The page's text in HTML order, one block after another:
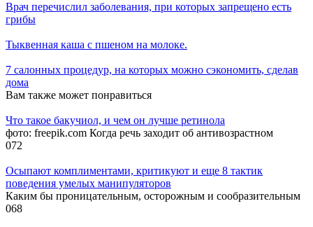
Врач перечислил заболевания, при которых запрещено есть
грибы
Тыквенная каша с пшеном на молоке.
7 салонных процедур, на которых можно сэкономить, сделав
дома
Вам также может понравиться
Что такое бакучиол, и чем он лучше ретинола
фото: freepik.com Когда речь заходит об антивозрастном
072
Осыпают комплиментами, критикуют и еще 8 тактик
поведения умелых манипуляторов
Каким бы проницательным, осторожным и сообразительным
068